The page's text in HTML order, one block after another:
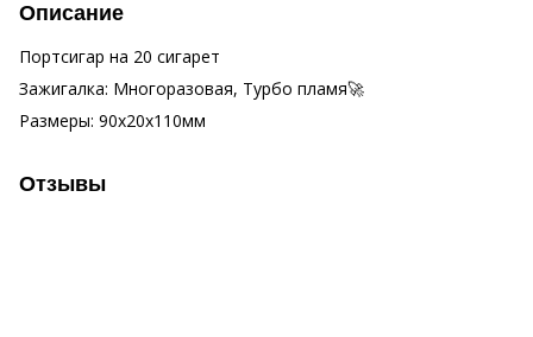
Описание
Портсигар на 20 сигарет
Зажигалка: Многоразовая, Турбо пламя🚀
Размеры: 90х20х110мм
Отзывы